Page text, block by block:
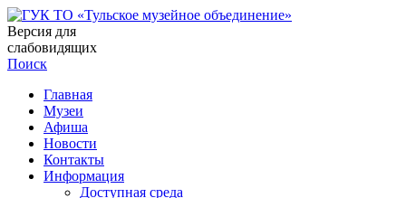
Версия для
слабовидящих
Поиск
Главная
Музеи
Афиша
Новости
Контакты
Информация
Доступная среда